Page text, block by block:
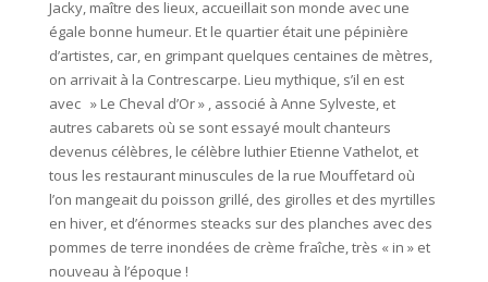
Jacky, maître des lieux, accueillait son monde avec une
égale bonne humeur. Et le quartier était une pépinière
d’artistes, car, en grimpant quelques centaines de mètres,
on arrivait à la Contrescarpe. Lieu mythique, s’il en est
avec » Le Cheval d’Or » , associé à Anne Sylveste, et
autres cabarets où se sont essayé moult chanteurs
devenus célèbres, le célèbre luthier Etienne Vathelot, et
tous les restaurant minuscules de la rue Mouffetard où
l’on mangeait du poisson grillé, des girolles et des myrtilles
en hiver, et d’énormes steacks sur des planches avec des
pommes de terre inondées de crème fraîche, très « in » et
nouveau à l’époque !